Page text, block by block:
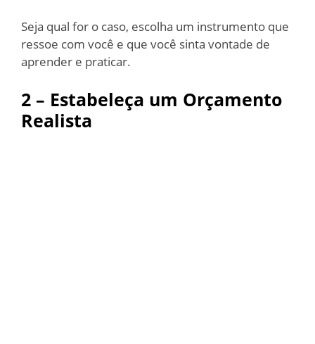
Seja qual for o caso, escolha um instrumento que
ressoe com você e que você sinta vontade de
aprender e praticar.
2 – Estabeleça um Orçamento
Realista